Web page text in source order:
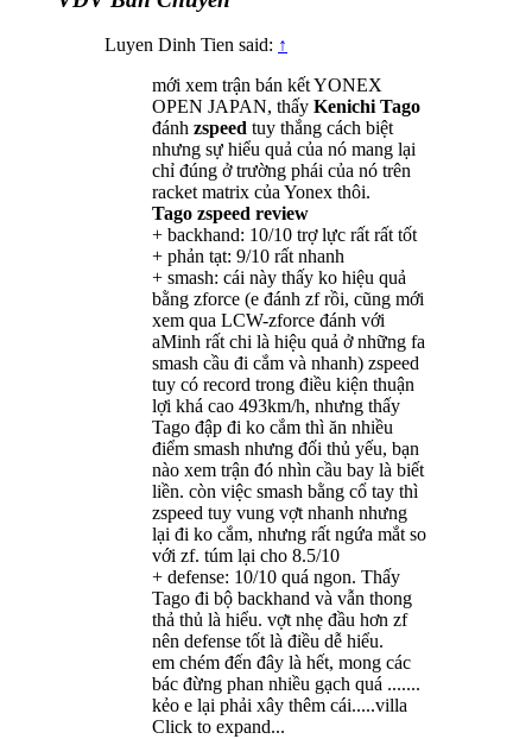
Luyen Dinh Tien said: ↑
mới xem trận bán kết YONEX
OPEN JAPAN, thấy Kenichi Tago
đánh zspeed tuy thắng cách biệt
nhưng sự hiểu quả của nó mang lại
chỉ đúng ở trường phái của nó trên
racket matrix của Yonex thôi.
Tago zspeed review
+ backhand: 10/10 trợ lực rất rất tốt
+ phản tạt: 9/10 rất nhanh
+ smash: cái này thấy ko hiệu quả
bằng zforce (e đánh zf rồi, cũng mới
xem qua LCW-zforce đánh với
aMinh rất chi là hiệu quả ở những fa
smash cầu đi cắm và nhanh) zspeed
tuy có record trong điều kiện thuận
lợi khá cao 493km/h, nhưng thấy
Tago đập đi ko cắm thì ăn nhiều
điểm smash nhưng đối thủ yếu, bạn
nào xem trận đó nhìn cầu bay là biết
liền. còn việc smash bằng cổ tay thì
zspeed tuy vung vợt nhanh nhưng
lại đi ko cắm, nhưng rất ngứa mắt so
với zf. túm lại cho 8.5/10
+ defense: 10/10 quá ngon. Thấy
Tago đi bộ backhand và vẫn thong
thả thủ là hiểu. vợt nhẹ đầu hơn zf
nên defense tốt là điều dễ hiểu.
em chém đến đây là hết, mong các
bác đừng phan nhiều gạch quá .......
kẻo e lại phải xây thêm cái.....villa
Click to expand...